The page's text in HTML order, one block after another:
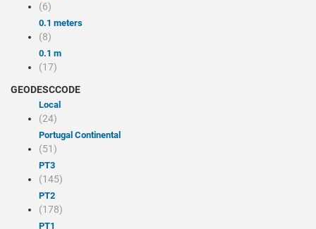
(6)
0.1 meters
(8)
0.1 m
(17)
GEODESCCODE
local
(24)
Portugal Continental
(51)
PT3
(145)
PT2
(178)
PT1